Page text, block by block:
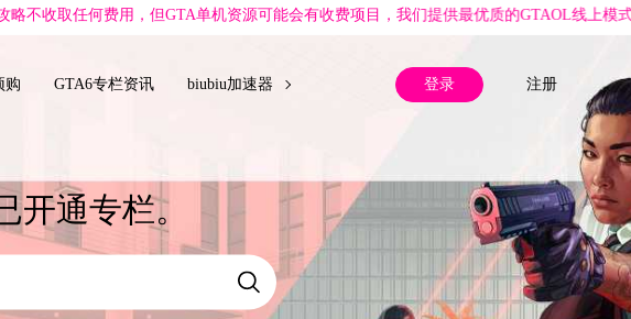
单机资源可能会有收费项目，我们提供最优质的GTAOL线上模式的原创攻略心得，大
购 GTA6专栏资讯 biubiu加速器 登录 注册
通专栏。